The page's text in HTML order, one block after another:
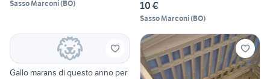
Sasso Marconi(BO) 10 €
Sasso Marconi(BO)
Gallo marans di questo anno per